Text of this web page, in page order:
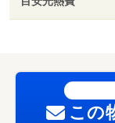
ビス（株）／奥
／ウエルシア（
（スーパー）ま
この